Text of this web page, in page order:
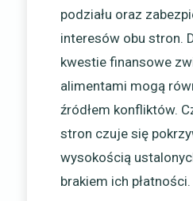
podziału oraz
interesów obu stron.
kwestie finansowe
alimentami mogą
źródłem konfliktów.
stron czuje się
wysokością
brakiem ich płatności.